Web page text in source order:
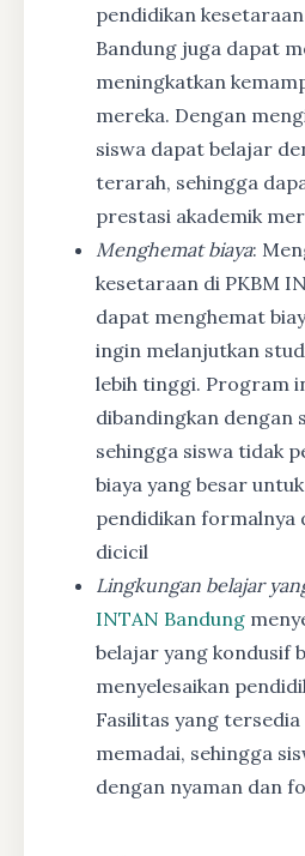
pendidikan
Bandung juga dapat
meningkatkan
mereka. Dengan
siswa dapat belajar
terarah, sehingga
prestasi akademik
Menghemat biaya:
kesetaraan di PKBM
dapat menghemat
ingin melanjutkan
lebih tinggi. Program
dibandingkan dengan
sehingga siswa tidak
biaya yang besar
pendidikan formalnya
dicicil
Lingkungan belajar
INTAN Bandung
belajar yang kondusif
menyelesaikan
Fasilitas yang
memadai, sehingga
dengan nyaman dan